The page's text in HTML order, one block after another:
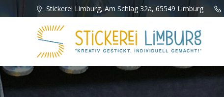
Inhalt
Stickerei Limburg, Am Schlag 32a, 65549 Limburg